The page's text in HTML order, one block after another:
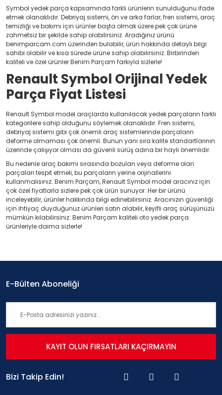
Symbol yedek parça kapsamında farklı ürünlerin sunulduğunu ifade
etmek olanaklıdır. Debriyaj sistemi, ön ve arka farlar, fren sistemi, araç
temizliği ve bakımı için ürünler başta olmak üzere pek çok ürüne
zahmetsiz bir şekilde sahip olabilirsiniz. Aradığınız ürünü
benimparcam.com üzerinden bulabilir, ürün hakkında detaylı bilgi
sahibi olabilir ve kısa sürede ürüne sahip olabilirsiniz. Birbirinden
kaliteli ve özel ürünler Benim Parçam farkıyla sizlerle!
Renault Symbol Orijinal Yedek
Parça Fiyat Listesi
Renault Symbol model araçlarda kullanılacak yedek parçaların farklı
kategorilere sahip olduğunu söylemek olanaklıdır. Fren sistemi,
debriyaj sistemi gibi çok önemli araç sistemlerinde parçaların
deforme olmaması çok önemli. Bunun yanı sıra kalite standartlarının
üzerinde çalışıyor olması da güvenli sürüş adına bir hayli önemlidir.
Bu nedenle araç bakımı sırasında bozulan veya deforme olan
parçaları tespit etmeli, bu parçaların yerine orijinallerini
kullanmalısınız. Benim Parçam, Renault Symbol model aracınız için
çok özel fiyatlarla sizlere pek çok ürün sunuyor. Her bir ürünü
inceleyebilir, ürünler hakkında bilgi edinebilirsiniz. Aracınızın güvenliği
için ihtiyaç duyduğunuz ürünleri satın alabilir, keyifli araç sürüşünüzü
mümkün kılabilirsiniz. Benim Parçam kaliteli oto yedek parça
ürünleriyle daima sizlerle!
E-Bülten Aboneliği
KAYIT OLUN FIRSATLARI KAÇIRMAYIN
Bizi Takip Edin!